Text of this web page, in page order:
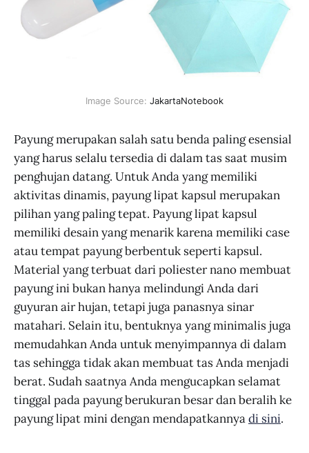
Image Source: JakartaNotebook
Payung merupakan salah satu benda paling esensial
yang harus selalu tersedia di dalam tas saat musim
penghujan datang. Untuk Anda yang memiliki
aktivitas dinamis, payung lipat kapsul merupakan
pilihan yang paling tepat. Payung lipat kapsul
memiliki desain yang menarik karena memiliki case
atau tempat payung berbentuk seperti kapsul.
Material yang terbuat dari poliester nano membuat
payung ini bukan hanya melindungi Anda dari
guyuran air hujan, tetapi juga panasnya sinar
matahari. Selain itu, bentuknya yang minimalis juga
memudahkan Anda untuk menyimpannya di dalam
tas sehingga tidak akan membuat tas Anda menjadi
berat. Sudah saatnya Anda mengucapkan selamat
tinggal pada payung berukuran besar dan beralih ke
payung lipat mini dengan mendapatkannyadi sini.